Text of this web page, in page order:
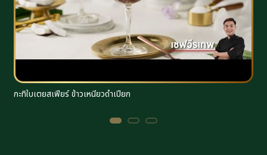
กะทิใบเตยสเฟียร์ ข้าวเหนียวดำเปียก